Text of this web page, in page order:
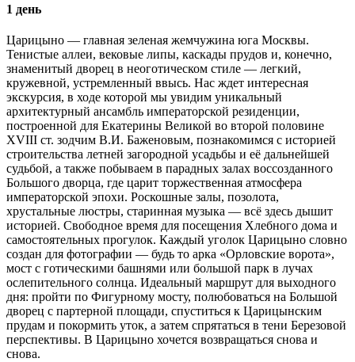
1 день
Царицыно — главная зеленая жемчужина юга Москвы.
Тенистые аллеи, вековые липы, каскады прудов и, конечно,
знаменитый дворец в неоготическом стиле — легкий,
кружевной, устремленный ввысь. Нас ждет интересная
экскурсия, в ходе которой мы увидим уникальный
архитектурный ансамбль императорской резиденции,
построенной для Екатерины Великой во второй половине
XVIII ст. зодчим В.И. Баженовым, познакомимся с историей
строительства летней загородной усадьбы и её дальнейшей
судьбой, а также побываем в парадных залах воссозданного
Большого дворца, где царит торжественная атмосфера
императорской эпохи. Роскошные залы, позолота,
хрустальные люстры, старинная музыка — всё здесь дышит
историей. Свободное время для посещения Хлебного дома и
самостоятельных прогулок. Каждый уголок Царицыно словно
создан для фотографии — будь то арка «Орловские ворота»,
мост с готическими башнями или большой парк в лучах
ослепительного солнца. Идеальный маршрут для выходного
дня: пройти по Фигурному мосту, полюбоваться на Большой
дворец с партерной площади, спуститься к Царицынским
прудам и покормить уток, а затем спрятаться в тени Березовой
перспективы. В Царицыно хочется возвращаться снова и
снова.